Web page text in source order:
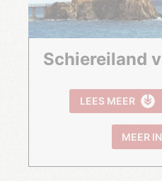
Schiereiland
LEES MEER
MEER